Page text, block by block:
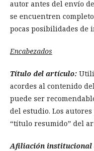
autor antes del envío
se encuentren
pocas posibilidades
Encabezados
Título del artículo:
acordes al contenido
puede ser
del estudio. Los
“título resumido” del
Afiliación institucional